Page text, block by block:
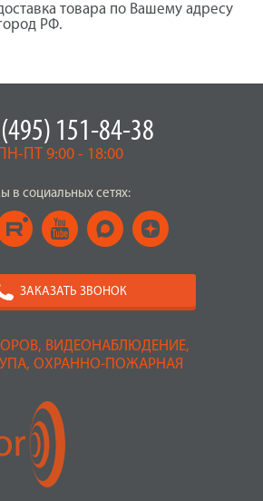
товара по Вашему адресу
РФ.
ВИДЕОНАБЛЮДЕНИЕ,
ОХРАННО-ПОЖАРНАЯ
151-84-38
ПН-ПТ 9:00 - 18:00
в социальных сетях:
ЗАКАЗАТЬ ЗВОНОК